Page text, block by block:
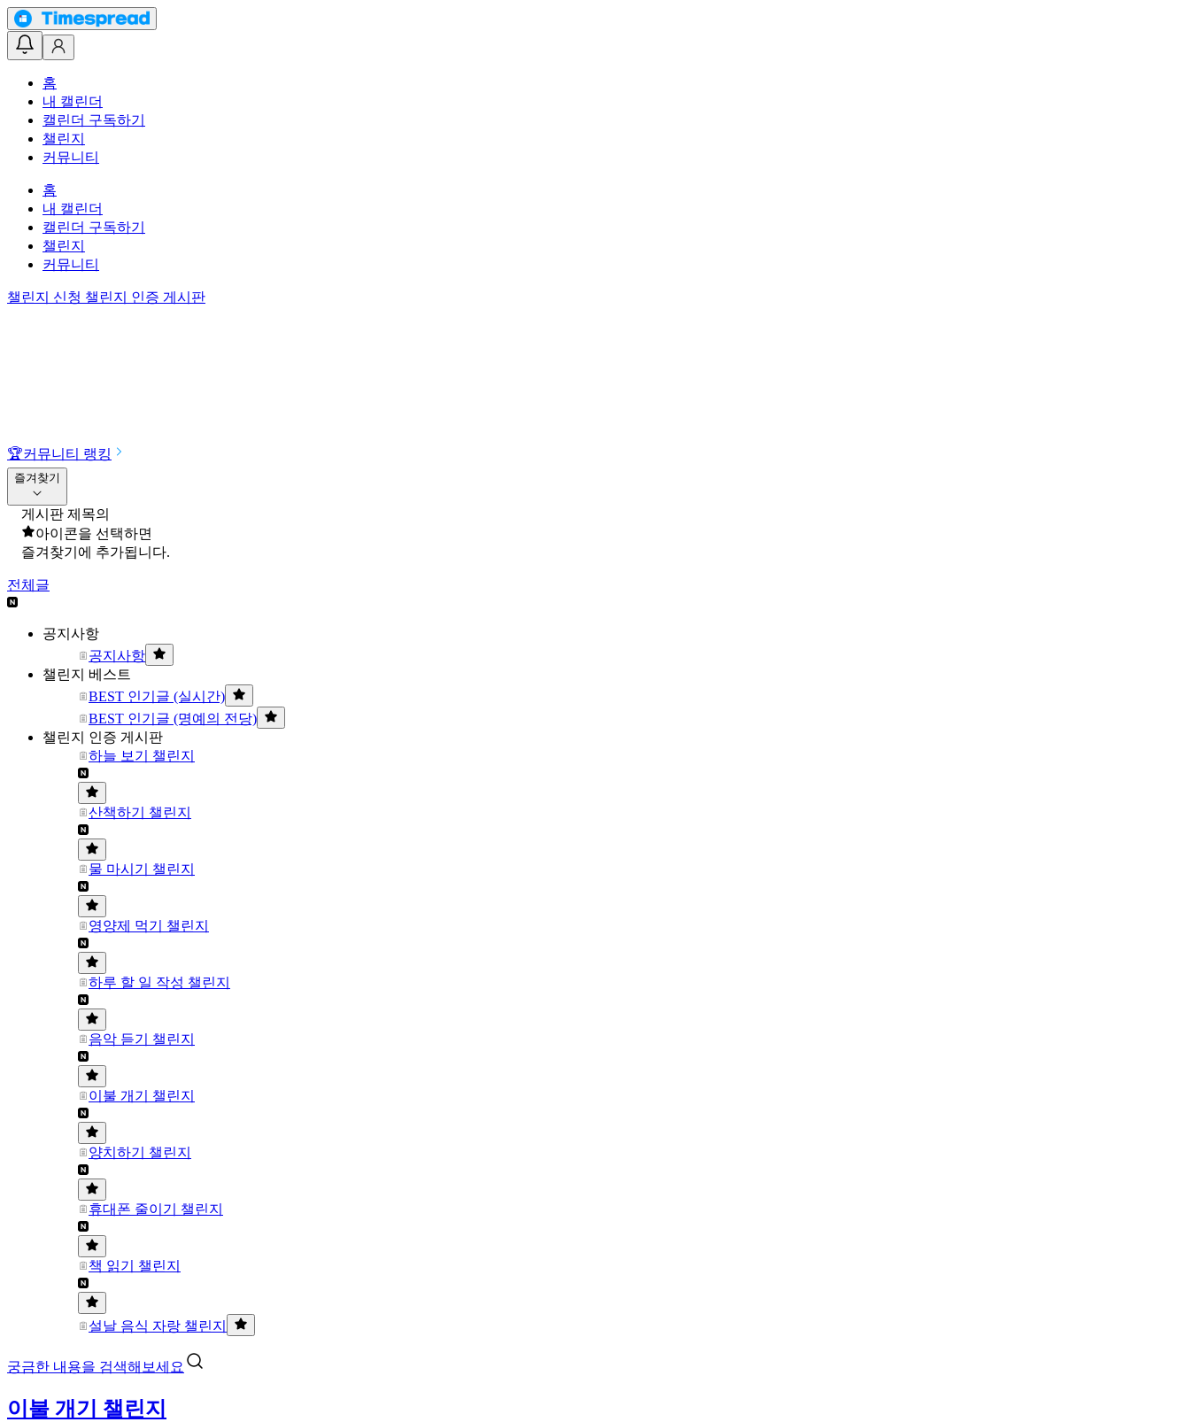
홈
내 캘린더
캘린더 구독하기
챌린지
커뮤니티
홈
내 캘린더
캘린더 구독하기
챌린지
커뮤니티
챌린지 신청 챌린지 인증 게시판
🏆커뮤니티 랭킹
즐겨찾기
게시판 제목의
아이콘을 선택하면
즐겨찾기에 추가됩니다.
전체글
공지사항
공지사항
챌린지 베스트
BEST 인기글 (실시간)
BEST 인기글 (명예의 전당)
챌린지 인증 게시판
하늘 보기 챌린지
산책하기 챌린지
물 마시기 챌린지
영양제 먹기 챌린지
하루 할 일 작성 챌린지
음악 듣기 챌린지
이불 개기 챌린지
양치하기 챌린지
휴대폰 줄이기 챌린지
책 읽기 챌린지
설날 음식 자랑 챌린지
궁금한 내용을 검색해보세요
이불 개기 챌린지